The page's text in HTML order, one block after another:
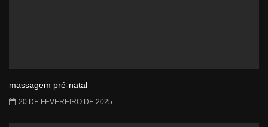
massagem pré-natal
20 DE FEVEREIRO DE 2025